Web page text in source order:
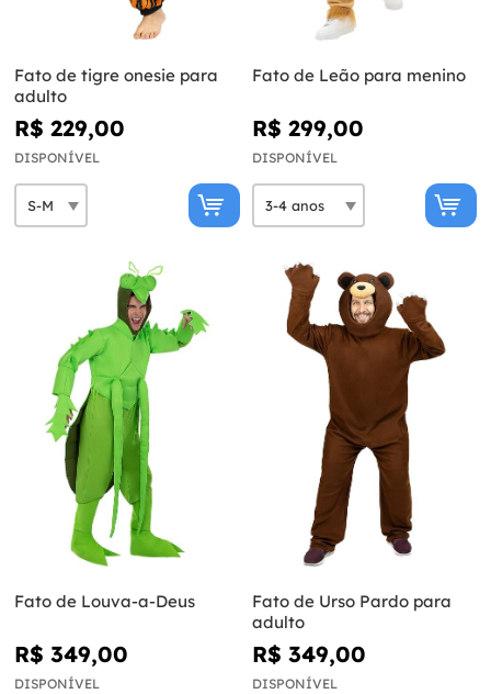
Fato de tigre onesie para
adulto
R$ 229,00
DISPONÍVEL
Fato de Leão para menino
R$ 299,00
DISPONÍVEL
Fato de Louva-a-Deus
R$ 349,00
DISPONÍVEL
Fato de Urso Pardo para
adulto
R$ 349,00
DISPONÍVEL